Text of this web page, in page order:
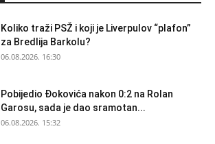
Koliko traži PSŽ i koji je Liverpulov “plafon”
za Bredlija Barkolu?
06.08.2026. 16:30
Pobijedio Đokovića nakon 0:2 na Rolan
Garosu, sada je dao sramotan...
06.08.2026. 15:32